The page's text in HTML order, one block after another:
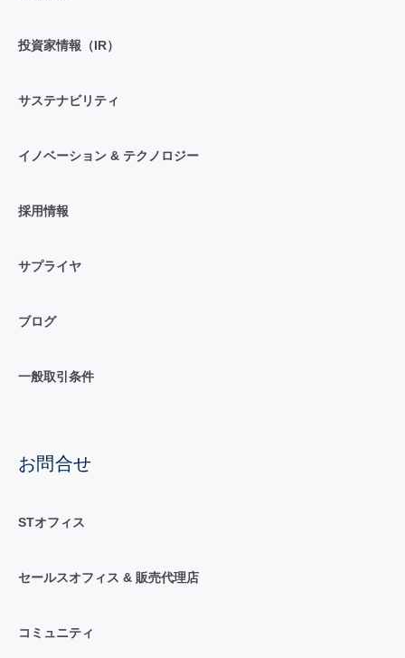
投資家情報（IR）
サステナビリティ
イノベーション & テクノロジー
採用情報
サプライヤ
ブログ
一般取引条件
お問合せ
STオフィス
セールスオフィス & 販売代理店
コミュニティ